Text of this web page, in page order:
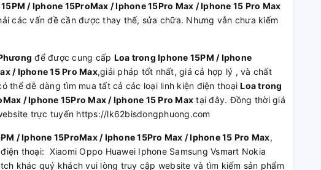
/ Iphone 15ProMax / Iphone 15Pro Max / Iphone 15 Pro Max
các vấn đề cần được thay thế, sửa chữa. Nhưng vẫn chưa kiếm
để được cung cấp Loa trong Iphone 15PM / Iphone
/ Iphone 15 Pro Max,giải pháp tốt nhất, giá cả hợp lý , và chất
thể dễ dàng tìm mua tất cả các loại linh kiện điện thoạiLoa trong
/ Iphone 15Pro Max / Iphone 15 Pro Max tại đây. Đồng thời giá
trực tuyến https://lk62bisdongphuong.com
/ Iphone 15ProMax / Iphone 15Pro Max / Iphone 15 Pro Max,
thoại: Xiaomi Oppo Huawei Iphone Samsung Vsmart Nokia
khác quý khách vui lòng truy cập website và tìm kiếm sản phẩm